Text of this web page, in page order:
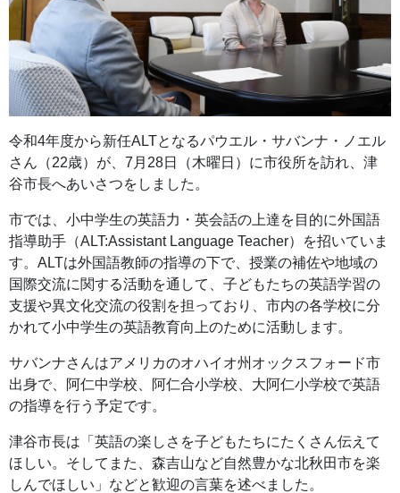
令和4年度から新任ALTとなるパウエル・サバンナ・ノエル
さん（22歳）が、7月28日（木曜日）に市役所を訪れ、津
谷市長へあいさつをしました。
市では、小中学生の英語力・英会話の上達を目的に外国語
指導助手（ALT:Assistant Language Teacher）を招いていま
す。ALTは外国語教師の指導の下で、授業の補佐や地域の
国際交流に関する活動を通して、子どもたちの英語学習の
支援や異文化交流の役割を担っており、市内の各学校に分
かれて小中学生の英語教育向上のために活動します。
サバンナさんはアメリカのオハイオ州オックスフォード市
出身で、阿仁中学校、阿仁合小学校、大阿仁小学校で英語
の指導を行う予定です。
津谷市長は「英語の楽しさを子どもたちにたくさん伝えて
ほしい。そしてまた、森吉山など自然豊かな北秋田市を楽
しんでほしい」などと歓迎の言葉を述べました。